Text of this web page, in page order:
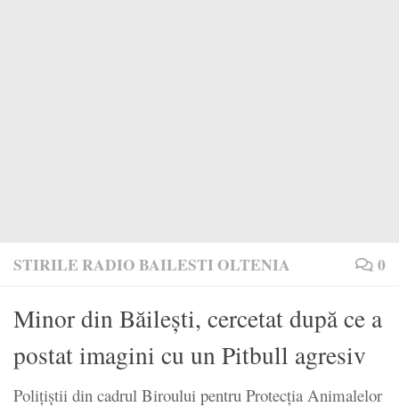
STIRILE RADIO BAILESTI OLTENIA 0
Minor din Băilești, cercetat după ce a
postat imagini cu un Pitbull agresiv
Polițiștii din cadrul Biroului pentru Protecția Animalelor